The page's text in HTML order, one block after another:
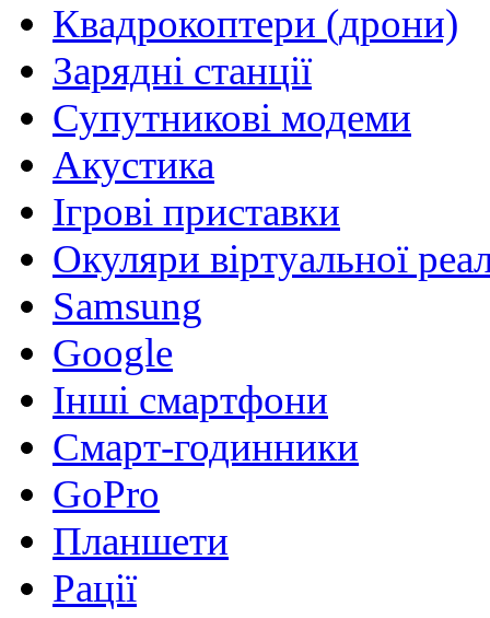
Квадрокоптери (дрони)
Зарядні станції
Супутникові модеми
Акустика
Ігрові приставки
Окуляри віртуальної
Samsung
Google
Інші смартфони
Смарт-годинники
GoPro
Планшети
Рації